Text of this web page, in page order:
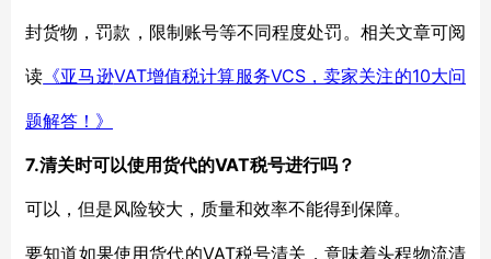
封货物，罚款，限制账号等不同程度处罚。相关文章可阅
读 《亚马逊VAT增值税计算服务VCS，卖家关注的10大问
题解答！》
7.清关时可以使用货代的VAT税号进行吗？
可以，但是风险较大，质量和效率不能得到保障。
要知道如果使用货代的VAT税号清关，意味着头程物流清